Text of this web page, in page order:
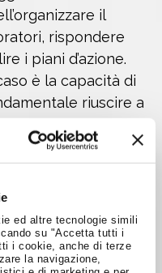
ed altre tecnologie simili
su "Accetta tutti i
i cookie, anche di terze
la navigazione,
il
rispondere
i piani d’azione.
è la capacità di
riuscire a
che assessment o
tre domande
la persona giusta